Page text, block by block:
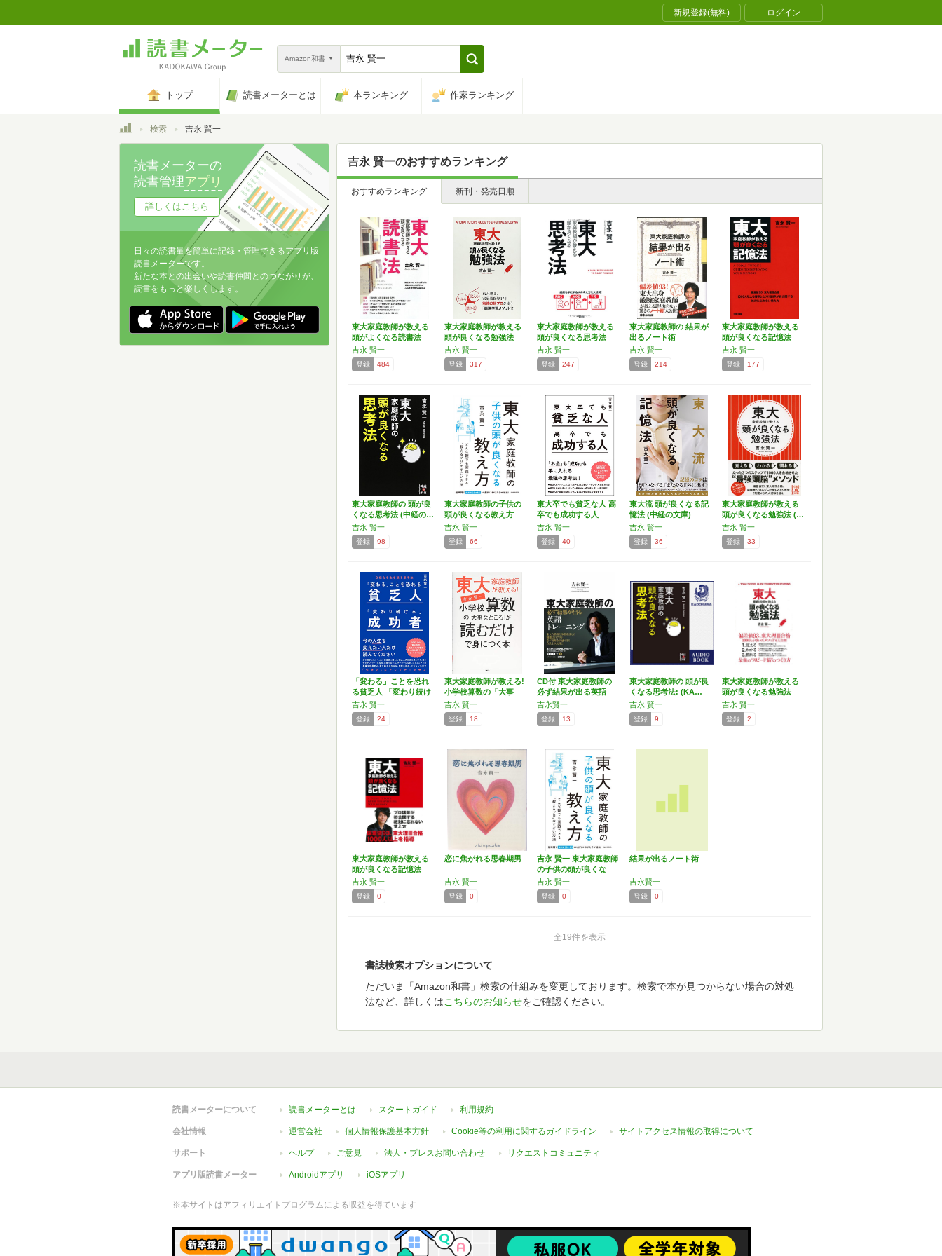
新規登録(無料) ログイン
Amazon和書
トップ 読書メーターとは 本ランキング 作家ランキング
トップ検索 吉永 賢一
吉永 賢一のおすすめランキング
おすすめランキング 新刊・発売日順
東大家庭教師が教える
頭がよくなる読書法
吉永 賢一
登録 484
東大家庭教師が教える
頭が良くなる勉強法
吉永 賢一
登録 317
東大家庭教師が教える
頭が良くなる思考法
吉永 賢一
登録 247
東大家庭教師の 結果が
出るノート術
吉永 賢一
登録 214
東大家庭教師が教える
頭が良くなる記憶法
吉永 賢一
登録 177
東大家庭教師の 頭が良
くなる思考法 (中経の…
吉永 賢一
登録 98
東大家庭教師の子供の
頭が良くなる教え方
吉永 賢一
登録 66
東大卒でも貧乏な人 高
卒でも成功する人
吉永 賢一
登録 40
東大流 頭が良くなる記
憶法 (中経の文庫)
吉永 賢一
登録 36
東大家庭教師が教える
頭が良くなる勉強法 (…
吉永 賢一
登録 33
「変わる」ことを恐れ
る貧乏人 「変わり続け
る…
吉永 賢一
登録 24
東大家庭教師が教える!
小学校算数の「大事
な…
吉永 賢一
登録 18
CD付 東大家庭教師の
必ず結果が出る英語
ト…
吉永賢一
登録 13
東大家庭教師の 頭が良
くなる思考法: (KA…
吉永 賢一
登録 9
東大家庭教師が教える
頭が良くなる勉強法
吉永 賢一
登録 2
東大家庭教師が教える
頭が良くなる記憶法
吉永 賢一
登録 0
恋に焦がれる思春期男
吉永 賢一
登録 0
吉永 賢一 東大家庭教師
の子供の頭が良くな
る…
吉永 賢一
登録 0
結果が出るノート術
吉永賢一
登録 0
全19件を表示
書誌検索オプションについて
ただいま「Amazon和書」検索の仕組みを変更しております。検索で本が見つからない場合の対処
法など、詳しくはこちらのお知らせをご確認ください。
読書メーターの
読書管理アプリ
詳しくはこちら
日々の読書量を簡単に記録・管理できるアプリ版
読書メーターです。
新たな本との出会いや読書仲間とのつながりが、
読書をもっと楽しくします。
読書メーターについて 読書メーターとは スタートガイド 利用規約
会社情報 運営会社 個人情報保護基本方針 Cookie等の利用に関するガイドライン サイトアクセス情報の取得について
サポート ヘルプ ご意見 法人・プレスお問い合わせ リクエストコミュニティ
アプリ版読書メーター Androidアプリ iOSアプリ
※本サイトはアフィリエイトプログラムによる収益を得ています